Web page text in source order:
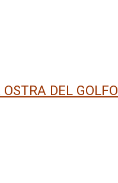
OSTRA DEL GOLFO